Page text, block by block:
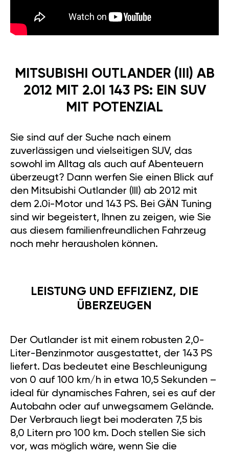
MITSUBISHI OUTLANDER (III) AB
2012 MIT 2.0I 143 PS: EIN SUV
MIT POTENZIAL
Sie sind auf der Suche nach einem
zuverlässigen und vielseitigen SUV, das
sowohl im Alltag als auch auf Abenteuern
überzeugt? Dann werfen Sie einen Blick auf
den Mitsubishi Outlander (III) ab 2012 mit
dem 2.0i-Motor und 143 PS. Bei GÄN Tuning
sind wir begeistert, Ihnen zu zeigen, wie Sie
aus diesem familienfreundlichen Fahrzeug
noch mehr herausholen können.
LEISTUNG UND EFFIZIENZ, DIE
ÜBERZEUGEN
Der Outlander ist mit einem robusten 2,0-
Liter-Benzinmotor ausgestattet, der 143 PS
liefert. Das bedeutet eine Beschleunigung
von 0 auf 100 km/h in etwa 10,5 Sekunden –
ideal für dynamisches Fahren, sei es auf der
Autobahn oder auf unwegsamem Gelände.
Der Verbrauch liegt bei moderaten 7,5 bis
8,0 Litern pro 100 km. Doch stellen Sie sich
vor, was möglich wäre, wenn Sie die